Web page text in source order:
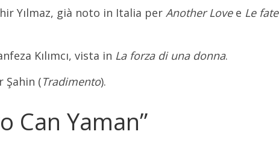
Yılmaz, già noto in Italia per Another Lovee Le fate
Kılımcı, vista in La forza di una donna.
Şahin (Tradimento).
Can Yaman”